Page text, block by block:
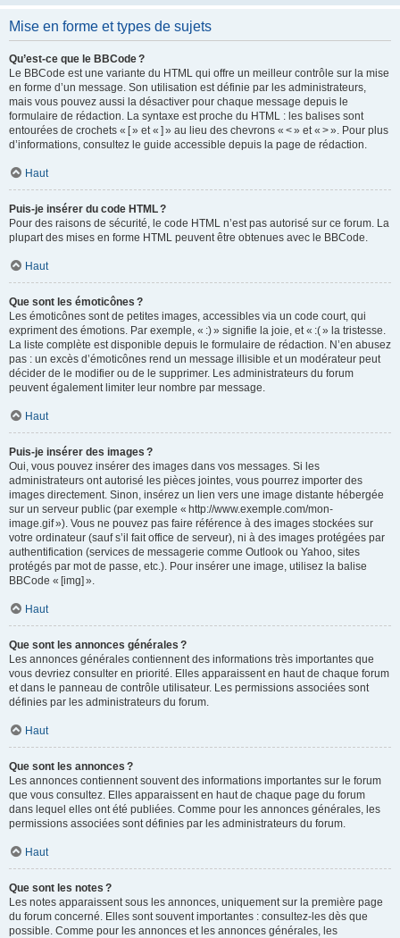
Mise en forme et types de sujets
Qu’est-ce que le BBCode ?
Le BBCode est une variante du HTML qui offre un meilleur contrôle sur la mise
en forme d’un message. Son utilisation est définie par les administrateurs,
mais vous pouvez aussi la désactiver pour chaque message depuis le
formulaire de rédaction. La syntaxe est proche du HTML : les balises sont
entourées de crochets « [ » et « ] » au lieu des chevrons « < » et « > ». Pour plus
d’informations, consultez le guide accessible depuis la page de rédaction.
Haut
Puis-je insérer du code HTML ?
Pour des raisons de sécurité, le code HTML n’est pas autorisé sur ce forum. La
plupart des mises en forme HTML peuvent être obtenues avec le BBCode.
Haut
Que sont les émoticônes ?
Les émoticônes sont de petites images, accessibles via un code court, qui
expriment des émotions. Par exemple, « :) » signifie la joie, et « :( » la tristesse.
La liste complète est disponible depuis le formulaire de rédaction. N’en abusez
pas : un excès d’émoticônes rend un message illisible et un modérateur peut
décider de le modifier ou de le supprimer. Les administrateurs du forum
peuvent également limiter leur nombre par message.
Haut
Puis-je insérer des images ?
Oui, vous pouvez insérer des images dans vos messages. Si les
administrateurs ont autorisé les pièces jointes, vous pourrez importer des
images directement. Sinon, insérez un lien vers une image distante hébergée
sur un serveur public (par exemple « http://www.exemple.com/mon-
image.gif »). Vous ne pouvez pas faire référence à des images stockées sur
votre ordinateur (sauf s’il fait office de serveur), ni à des images protégées par
authentification (services de messagerie comme Outlook ou Yahoo, sites
protégés par mot de passe, etc.). Pour insérer une image, utilisez la balise
BBCode « [img] ».
Haut
Que sont les annonces générales ?
Les annonces générales contiennent des informations très importantes que
vous devriez consulter en priorité. Elles apparaissent en haut de chaque forum
et dans le panneau de contrôle utilisateur. Les permissions associées sont
définies par les administrateurs du forum.
Haut
Que sont les annonces ?
Les annonces contiennent souvent des informations importantes sur le forum
que vous consultez. Elles apparaissent en haut de chaque page du forum
dans lequel elles ont été publiées. Comme pour les annonces générales, les
permissions associées sont définies par les administrateurs du forum.
Haut
Que sont les notes ?
Les notes apparaissent sous les annonces, uniquement sur la première page
du forum concerné. Elles sont souvent importantes : consultez-les dès que
possible. Comme pour les annonces et les annonces générales, les